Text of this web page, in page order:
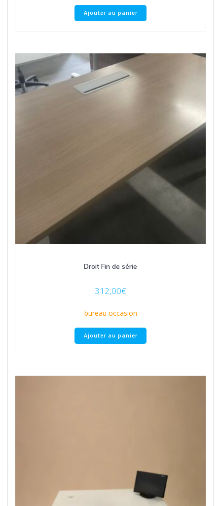
Ajouter au panier
Droit Fin de série
312,00€
bureau occasion
Ajouter au panier